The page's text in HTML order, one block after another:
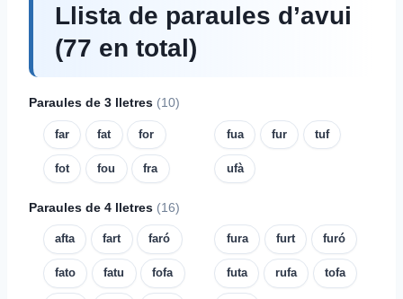
Llista de paraules d’avui
(77 en total)
Paraules de 3 lletres (10)
far fat for
fot fou fra
fua fur tuf
ufà
Paraules de 4 lletres (16)
afta fart faró
fato fatu fofa
fura furt furó
futa rufa tofa